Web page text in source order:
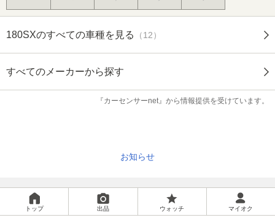
180SXのすべての車種を見る （12）
すべてのメーカーから探す
『カーセンサーnet』から情報提供を受けています。
お知らせ
トップ 出品 ウォッチ マイオク